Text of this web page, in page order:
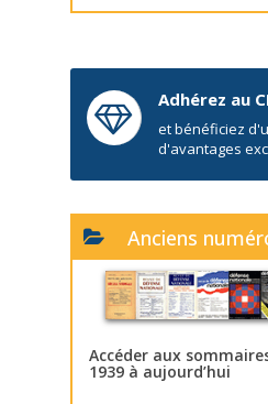
Adhérez au
et bénéficiez
d'avantages
Anciens
Accéder aux
1939 à aujourd’hui